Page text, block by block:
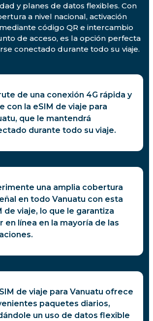
y planes de datos flexibles. Con
a nivel nacional, activación
código QR e intercambio
de acceso, es la opción perfecta
conectado durante todo su viaje.
de una conexión 4G rápida y
con la eSIM de viaje para
que le mantendrá
durante todo su viaje.
una amplia cobertura
en todo Vanuatu con esta
de viaje, lo que le garantiza
en línea en la mayoría de las
de viaje para Vanuatu ofrece
paquetes diarios,
un uso de datos flexible